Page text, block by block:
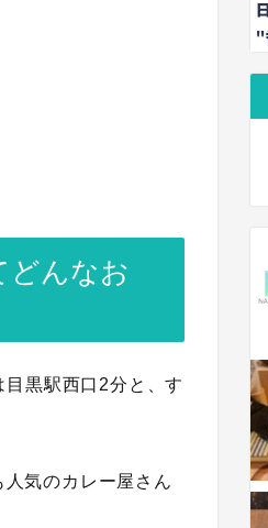
どんなお
黒駅西口2分と、す
気のカレー屋さん